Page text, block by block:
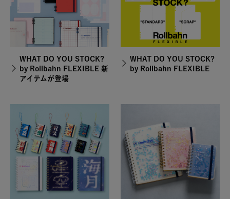
WHAT DO YOU STOCK?
by Rollbahn FLEXIBLE 新
アイテムが登場
WHAT DO YOU STOCK?
by Rollbahn FLEXIBLE